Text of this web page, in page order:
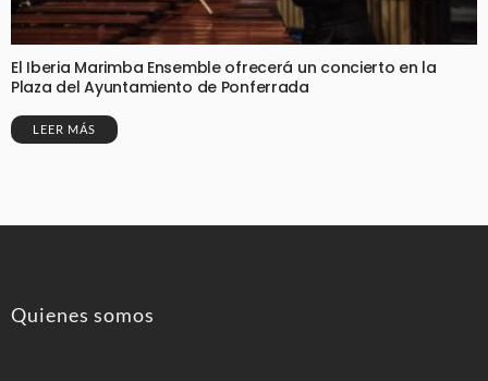
El Iberia Marimba Ensemble ofrecerá un concierto en la
Plaza del Ayuntamiento de Ponferrada
LEER MÁS
Quienes somos